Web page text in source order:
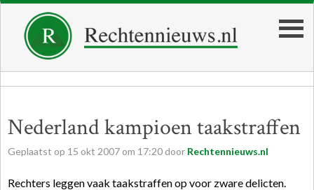
Nederland kampioen taakstraffen
Geplaatst op 15 okt 2007 om 17:20 door Rechtennieuws.nl
Rechters leggen vaak taakstraffen op voor zware delicten.